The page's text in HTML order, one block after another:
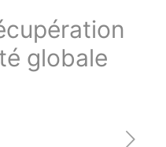
globale